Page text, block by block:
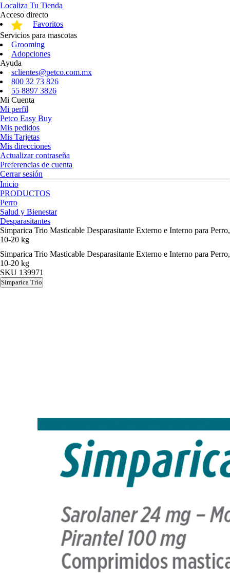
Localiza Tu Tienda
Acceso directo
Favoritos
Servicios para mascotas
Grooming
Adopciones
Ayuda
sclientes@petco.com.mx
800 32 73 826
55 8897 3826
Mi Cuenta
Mi perfil
Petco Easy Buy
Mis pedidos
Mis Tarjetas
Mis direcciones
Actualizar contraseña
Preferencias de cuenta
Cerrar sesión
Inicio
PRODUCTOS
Perro
Salud y Bienestar
Desparasitantes
Simparica Trio Masticable Desparasitante Externo e Interno para Perro,
10-20 kg
Simparica Trio Masticable Desparasitante Externo e Interno para Perro,
10-20 kg
SKU 139971
Simparica Trio